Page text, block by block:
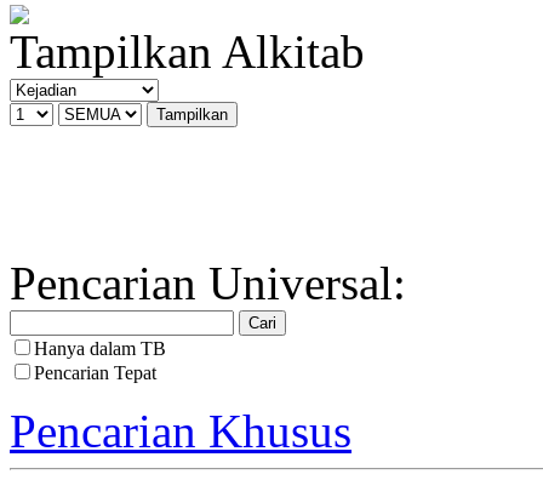
Tampilkan Alkitab
Pencarian Universal:
Hanya dalam TB
Pencarian Tepat
Pencarian Khusus